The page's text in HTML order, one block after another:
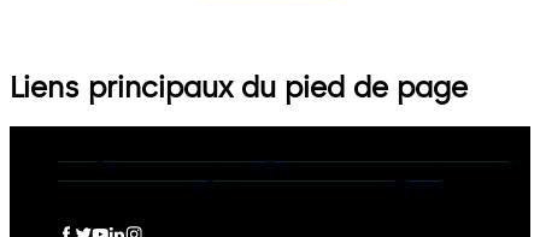
Liens principaux du pied de page